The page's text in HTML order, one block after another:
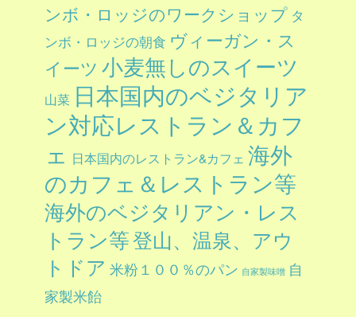
ンボ・ロッジのワークショップ タ
ンボ・ロッジの朝食 ヴィーガン・ス
イーツ 小麦無しのスイーツ
山菜 日本国内のベジタリア
ン対応レストラン＆カフ
ェ 日本国内のレストラン&カフェ 海外
のカフェ＆レストラン等
海外のベジタリアン・レス
トラン等登山、温泉、アウ
トドア 米粉１００％のパン 自家製味噌 自
家製米飴